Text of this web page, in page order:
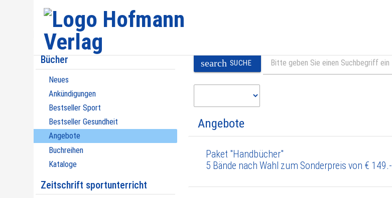
Bücher
Neues
Ankündigungen
Bestseller Sport
Bestseller Gesundheit
Angebote
Buchreihen
Kataloge
Zeitschrift sportunterricht
search SUCHE
Angebote
Paket "Handbücher"
5 Bände nach Wahl zum Sonderpreis von € 149.-